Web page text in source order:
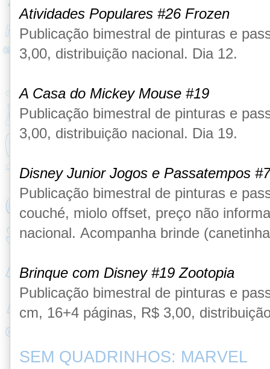
Atividades Populares #26 Frozen
Publicação bimestral de pinturas e
3,00, distribuição nacional. Dia 12.
A Casa do Mickey Mouse #19
Publicação bimestral de pinturas e
3,00, distribuição nacional. Dia 19.
Disney Junior Jogos e Passatempos #7
Publicação bimestral de pinturas e
couché, miolo offset, preço não
nacional. Acompanha brinde
Brinque com Disney #19 Zootopia
Publicação bimestral de pinturas e
cm, 16+4 páginas, R$ 3,00,
SEM QUADRINHOS: MARVEL